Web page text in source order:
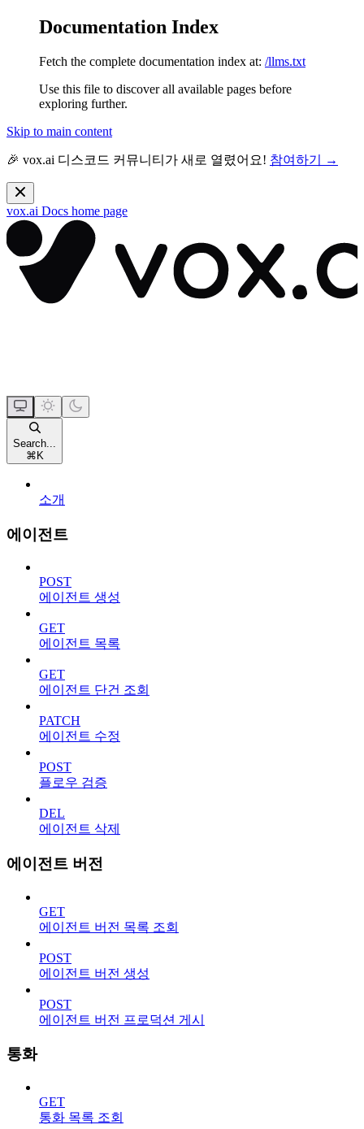
Documentation Index
Fetch the complete documentation index at: /llms.txt
Use this file to discover all available pages before
exploring further.
Skip to main content
🎉 vox.ai 디스코드 커뮤니티가 새로 열렸어요! 참여하기 →
vox.ai Docs home page
Search...
⌘ K
소개
에이전트
POST
에이전트 생성
GET
에이전트 목록
GET
에이전트 단건 조회
PATCH
에이전트 수정
POST
플로우 검증
DEL
에이전트 삭제
에이전트 버전
GET
에이전트 버전 목록 조회
POST
에이전트 버전 생성
POST
에이전트 버전 프로덕션 게시
통화
GET
통화 목록 조회